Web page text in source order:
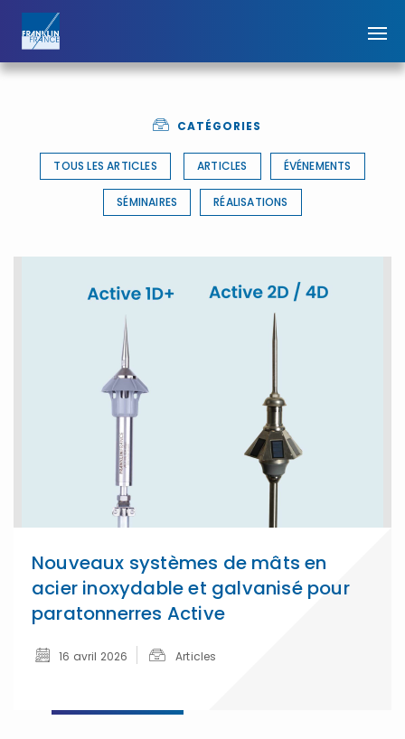
CATÉGORIES
TOUS LES ARTICLES ARTICLES ÉVÉNEMENTS
SÉMINAIRES RÉALISATIONS
Nouveaux systèmes de mâts en
acier inoxydable et galvanisé pour
paratonnerres Active
16 avril 2026 Articles